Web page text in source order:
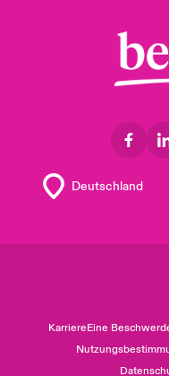
KarriereEine